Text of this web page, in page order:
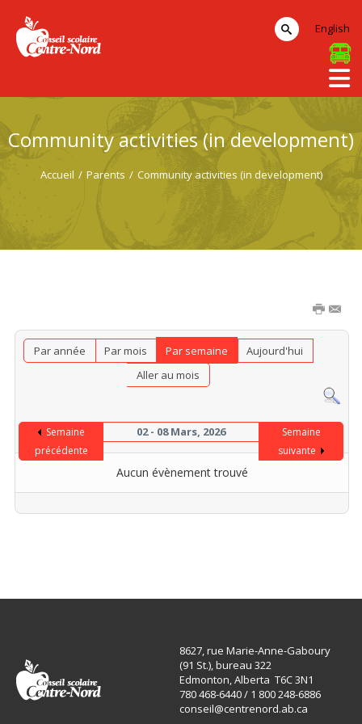
Community activities (in development)
Accueil / Parents / Community activities (in development)
Par année Par mois Par semaine
Aujourd'hui
Aller au mois
Semaine
précédente
02 - 08 Mars, 2026
Semaine
suivante
Aucun évènement trouvé
English
8627, rue Marie-Anne-Gaboury
(91 St.), bureau 322
Edmonton, Alberta T6C 3N1
780 468-6440 / 1 800 248-6886
conseil@centrenord.ab.ca